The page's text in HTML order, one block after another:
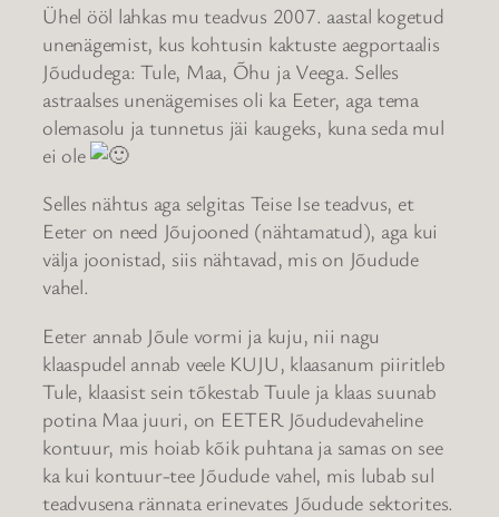
Ühel ööl lahkas mu teadvus 2007. aastal kogetud
unenägemist, kus kohtusin kaktuste aegportaalis
Jõududega: Tule, Maa, Õhu ja Veega. Selles
astraalses unenägemises oli ka Eeter, aga tema
olemasolu ja tunnetus jäi kaugeks, kuna seda mul
ei ole
Selles nähtus aga selgitas Teise Ise teadvus, et
Eeter on need Jõujooned (nähtamatud), aga kui
välja joonistad, siis nähtavad, mis on Jõudude
vahel.
Eeter annab Jõule vormi ja kuju, nii nagu
klaaspudel annab veele KUJU, klaasanum piiritleb
Tule, klaasist sein tõkestab Tuule ja klaas suunab
potina Maa juuri, on EETER Jõududevaheline
kontuur, mis hoiab kõik puhtana ja samas on see
ka kui kontuur-tee Jõudude vahel, mis lubab sul
teadvusena rännata erinevates Jõudude sektorites.